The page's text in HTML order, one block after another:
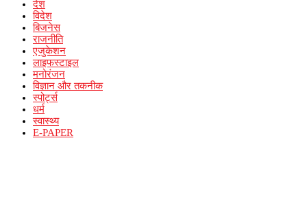
देश
विदेश
बिजनेस
राजनीति
एजुकेशन
लाइफस्टाइल
मनोरंजन
विज्ञान और तकनीक
स्पोर्ट्स
धर्म
स्वास्थ्य
E-PAPER